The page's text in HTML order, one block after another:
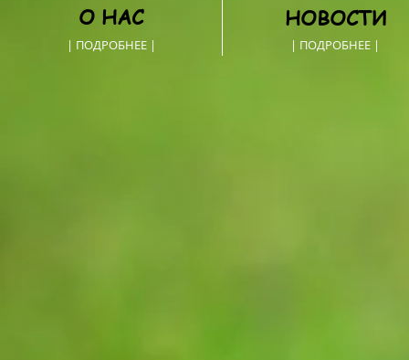
О НАС
| ПОДРОБНЕЕ |
НОВОСТИ
| ПОДРОБНЕЕ |